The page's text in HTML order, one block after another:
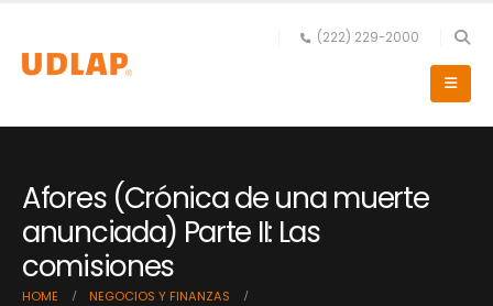
(222) 229-2000
Afores (Crónica de una muerte
anunciada) Parte II: Las
comisiones
HOME
NEGOCIOS Y FINANZAS